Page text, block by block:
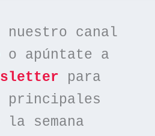
nuestro canal
o apúntate a
para
semana